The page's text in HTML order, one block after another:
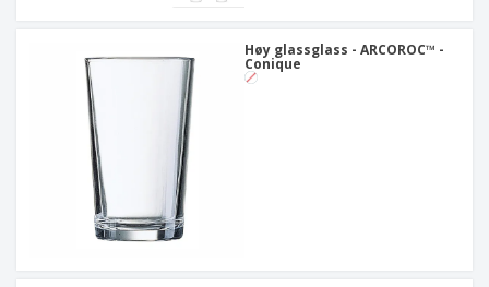
Høy glassglass - ARCOROC™ -
Conique